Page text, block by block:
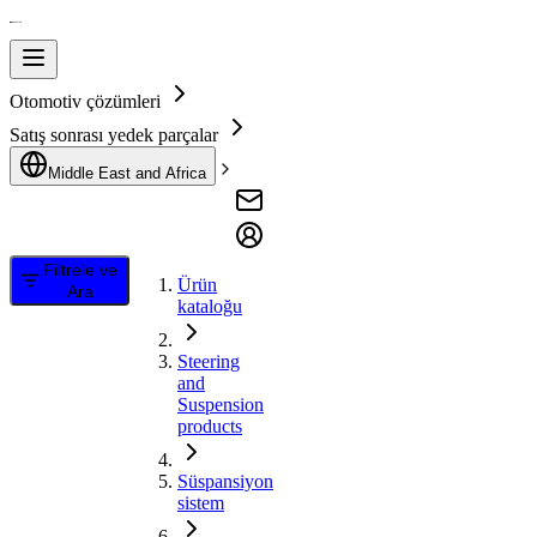
Otomotiv çözümleri
Satış sonrası yedek parçalar
Middle East and Africa
Filtrele ve
Ara
Ürün
kataloğu
Steering
and
Suspension
products
Süspansiyon
sistem